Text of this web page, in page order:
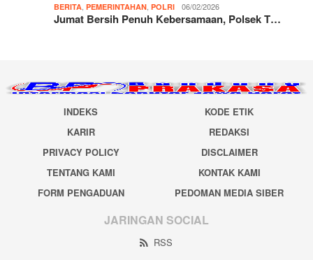
BERITA, PEMERINTAHAN, POLRI 06/02/2026
Jumat Bersih Penuh Kebersamaan, Polsek T…
INDEKS
KODE ETIK
KARIR
REDAKSI
PRIVACY POLICY
DISCLAIMER
TENTANG KAMI
KONTAK KAMI
FORM PENGADUAN
PEDOMAN MEDIA SIBER
JARINGAN SOCIAL
RSS